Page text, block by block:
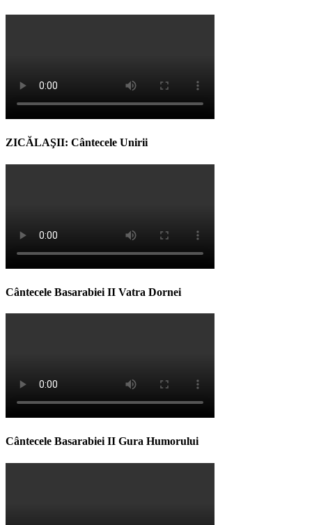
ZICĂLAŞII: Cântecele Unirii
Cântecele Basarabiei II Vatra Dornei
Cântecele Basarabiei II Gura Humorului